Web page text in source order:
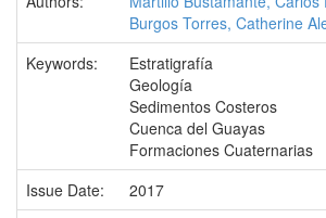
Burgos Torres, Catherine
Keywords:
Estratigrafía
Geología
Sedimentos Costeros
Cuenca del Guayas
Formaciones Cuaternarias
Issue Date:
2017